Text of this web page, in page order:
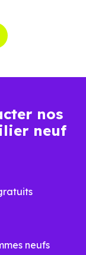
nos
neuf
neufs